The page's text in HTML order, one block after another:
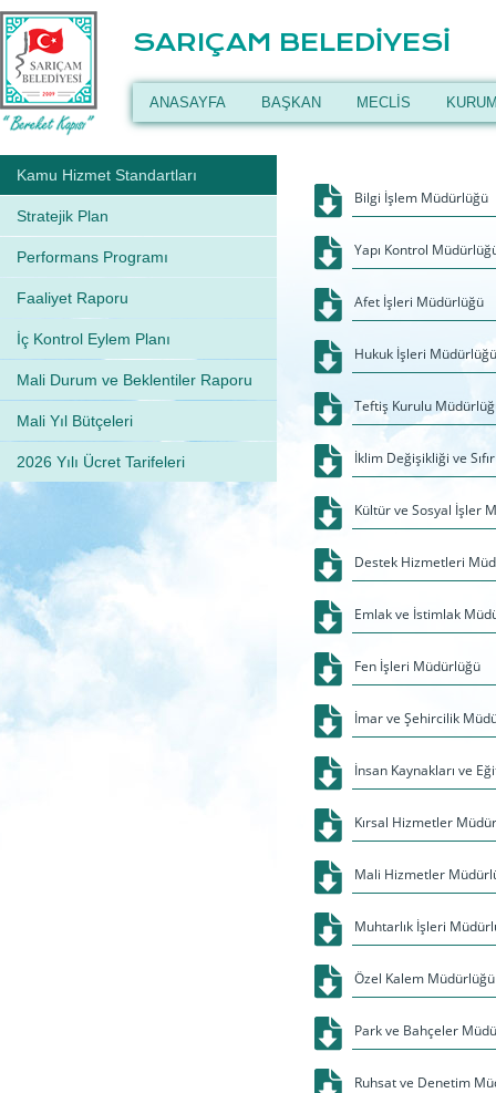
SARIÇAM BELEDİYESİ
ANASAYFA BAŞKAN MECLİS
Kamu Hizmet Standartları
Stratejik Plan
Performans Programı
Faaliyet Raporu
İç Kontrol Eylem Planı
Mali Durum ve Beklentiler Raporu
Mali Yıl Bütçeleri
2026 Yılı Ücret Tarifeleri
Bilgi İşlem Müdürlüğü
Yapı Kontrol
Afet İşleri Müdürlüğü
Hukuk İşleri Müdürlüğü
Teftiş Kurulu
İklim Değişikliği ve
Kültür ve Sosyal İşler
Destek Hizmetleri
Emlak ve İstimlak
Fen İşleri Müdürlüğü
İmar ve Şehircilik
İnsan Kaynakları ve
Kırsal Hizmetler
Mali Hizmetler
Muhtarlık İşleri
Özel Kalem Müdürlüğü
Park ve Bahçeler
Ruhsat ve Denetim